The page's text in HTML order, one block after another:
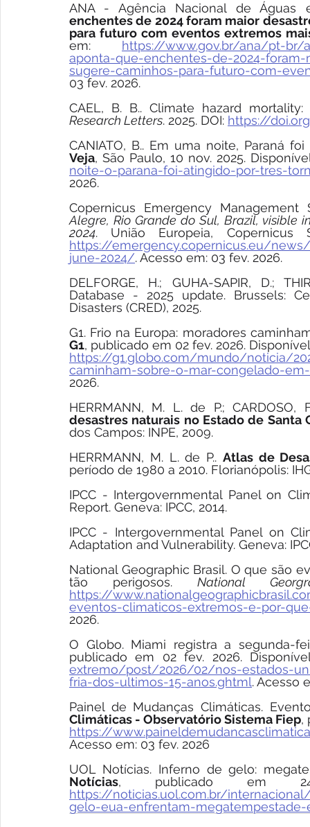
ANA - Agência Nacional de Águas
enchentes de 2024 foram maior
para futuro com eventos extremos
em: https://www.gov.br/ana/pt-br/
aponta-que-enchentes-de-2024-
sugere-caminhos-para-futuro-com-
03 fev. 2026.
CAEL, B. B.. Climate hazard
Research Letters. 2025. DOI: https://
Veja, São Paulo, 10 nov. 2025.
noite-o-parana-foi-atingido-por-tres-
2026.
Copernicus Emergency Management
Alegre, Rio Grande do Sul, Brazil, visible
2024
https://emergency.copernicus.eu/
june-2024/. Acesso em: 03 fev. 2026.
DELFORGE, H.; GUHA-SAPIR, D.;
Database - 2025 update. Brussels:
Disasters (CRED), 2025.
G1, publicado em 02 fev. 2026.
https://g1.globo.com/mundo/noticia/
caminham-sobre-o-mar-congelado-
2026.
HERRMANN, M. L. de P.; CARDOSO,
desastres naturais no Estado de Santa
dos Campos: INPE, 2009.
HERRMANN, M. L. de P.. Atlas de
período de 1980 a 2010. Florianópolis:
IPCC - Intergovernmental Panel on
Report. Geneva: IPCC, 2014.
IPCC - Intergovernmental Panel on
Adaptation and Vulnerability. Geneva:
National Geographic Brasil. O que são
tão perigosos. National
https://
eventos-climaticos-extremos-e-por-
2026.
O Globo. Miami registra a segunda-
publicado em 02 fev. 2026.
extremo/post/2026/02/nos-estados-
fria-dos-ultimos-15-anos.ghtml. Acesso
Painel de Mudanças Climáticas.
Climáticas - Observatório Sistema Fiep,
https://
Acesso em: 03 fev. 2026
UOL Notícias. Inferno de gelo:
Notícias
https://noticias.uol.com.br/
gelo-eua-enfrentam-